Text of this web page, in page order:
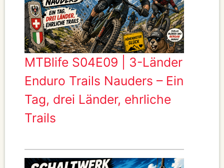
MTBlife S04E09 | 3-Länder
Enduro Trails Nauders – Ein
Tag, drei Länder, ehrliche
Trails